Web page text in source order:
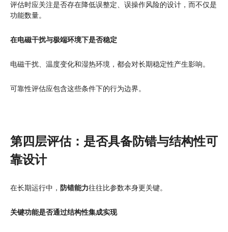
评估时应关注是否存在降低误整定、误操作风险的设计，而不仅是
功能数量。
在电磁干扰与极端环境下是否稳定
电磁干扰、温度变化和湿热环境，都会对长期稳定性产生影响。
可靠性评估应包含这些条件下的行为边界。
第四层评估：是否具备防错与结构性可
靠设计
在长期运行中， 防错能力往往比参数本身更关键。
关键功能是否通过结构性集成实现